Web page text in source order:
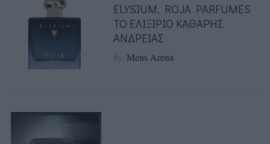
ELYSIUM, ROJA PARFUMES
ΤΟ ΕΛΙΞΙΡΙΟ ΚΑΘΑΡΗΣ
ΑΝΔΡΕΙΑΣ
by Mens Arena